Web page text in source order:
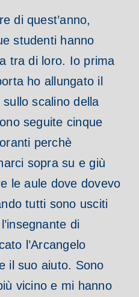
di quest’anno,
studenti hanno
tra di loro. Io prima
ho allungato il
scalino della
seguite cinque
perchè
sopra su e giù
le aule dove dovevo
tutti sono usciti
di
l’Arcangelo
il suo aiuto. Sono
vicino e mi hanno